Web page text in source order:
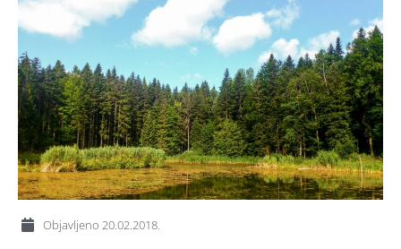
Objavljeno 20.02.2018.